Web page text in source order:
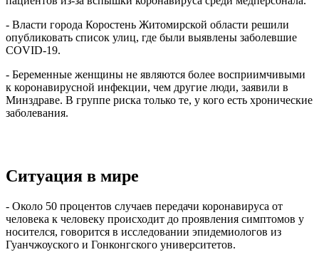
- Власти города Коростень Житомирской области решили
опубликовать список улиц, где были выявлены заболевшие
COVID-19.
- Беременные женщины не являются более восприимчивыми
к коронавирусной инфекции, чем другие люди, заявили в
Минздраве. В группе риска только те, у кого есть хронические
заболевания.
Ситуация в мире
- Около 50 процентов случаев передачи коронавируса от
человека к человеку происходит до проявления симптомов у
носителся, говорится в исследовании эпидемиологов из
Гуанчжоуского и Гонконгского университетов.